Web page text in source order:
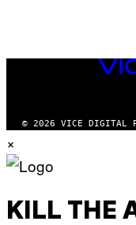
VICE
MEDIA
© 2026 VICE DIGITAL
×
KILL THE